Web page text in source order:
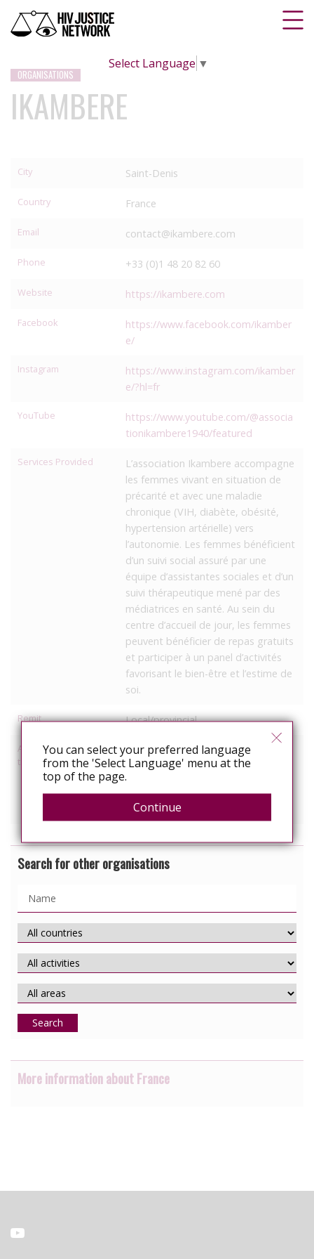
Select Language ▼
ORGANISATIONS
IKAMBERE
City Saint-Denis
Country France
Email contact@ikambere.com
Phone +33 (0)1 48 20 82 60
Website https://ikambere.com
Facebook
https://www.facebook.com/ikamber
e/
Instagram
https://www.instagram.com/ikamber
e/?hl=fr
YouTube
https://www.youtube.com/@associa
tionikambere1940/featured
Services Provided
L’association Ikambere accompagne
les femmes vivant en situation de
précarité et avec une maladie
chronique (VIH, diabète, obésité,
hypertension artérielle) vers
l’autonomie. Les femmes bénéficient
d’un suivi social assuré par une
équipe d’assistantes sociales et d’un
suivi thérapeutique mené par des
médiatrices en santé. Au sein du
centre d’accueil de jour, les femmes
peuvent bénéficier de repas gratuits
et participer à un panel d’activités
favorisant le bien-être et l’estime de
soi.
Remit Local/provincial
Activities relating to
travel and relocation
Access to healthcare/treatment
Housing support
Information, education
Search for other organisations
Search
More information about France
You can select your preferred language
from the 'Select Language' menu at the
top of the page.
Continue